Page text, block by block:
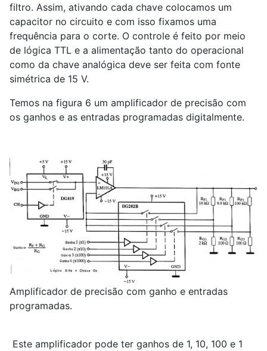
filtro. Assim, ativando cada chave colocamos um
capacitor no circuito e com isso fixamos uma
frequência para o corte. O controle é feito por meio
de lógica TTL e a alimentação tanto do operacional
como da chave analógica deve ser feita com fonte
simétrica de 15 V.
Temos na figura 6 um amplificador de precisão com
os ganhos e as entradas programadas digitalmente.
Amplificador de precisão com ganho e entradas
programadas.
Este amplificador pode ter ganhos de 1, 10, 100 e 1